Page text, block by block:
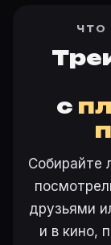
ЧТО
с
Собирайте
друзьями
и в кино,